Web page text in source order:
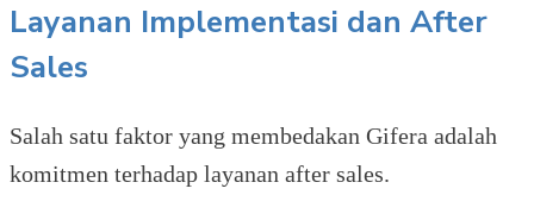
Layanan Implementasi dan After
Sales
Salah satu faktor yang membedakan Gifera adalah
komitmen terhadap layanan after sales.